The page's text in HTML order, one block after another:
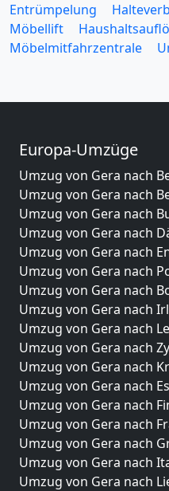
Entrümpelung
Möbellift
Möbelmitfahrzentrale
Europa-Umzüge
Umzug von Gera nach
Umzug von Gera nach
Umzug von Gera nach
Umzug von Gera nach
Umzug von Gera nach
Umzug von Gera nach
Umzug von Gera nach
Umzug von Gera nach
Umzug von Gera nach
Umzug von Gera nach
Umzug von Gera nach
Umzug von Gera nach
Umzug von Gera nach
Umzug von Gera nach
Umzug von Gera nach
Umzug von Gera nach
Umzug von Gera nach